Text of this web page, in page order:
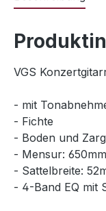
VGS
- mit
- Fichte
- Boden und
- Mensur: 650mm
- Sattelbreite:
- 4-Band EQ mit